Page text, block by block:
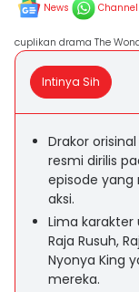
News Channel
cuplikan drama The
Intinya Sih
Drakor
resmi dirilis
episode yang
aksi.
Lima
Raja Rusuh,
Nyonya King
mereka.